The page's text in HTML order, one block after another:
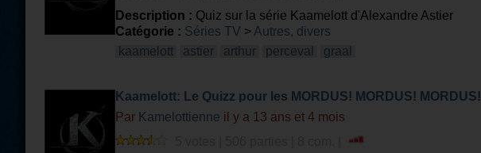
Description : Quiz sur la série Kaamelott d'Alexandre Astier
Catégorie : Séries TV > Autres, divers
kaamelott
astier arthur perceval graal
Kaamelott: Le Quizz pour les MORDUS! MORDUS! MORDUS!
(PARTIE 7)
Par Kamelottienne il y a 13 ans et 4 mois